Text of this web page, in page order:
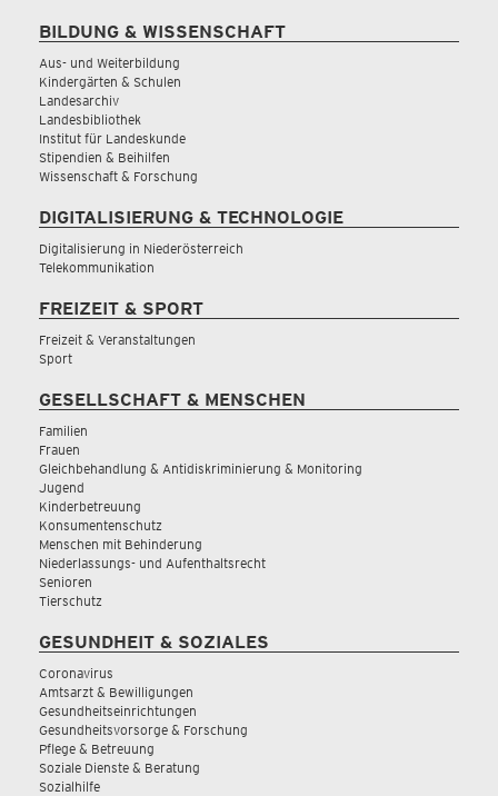
BILDUNG & WISSENSCHAFT
Aus- und Weiterbildung
Kindergärten & Schulen
Landesarchiv
Landesbibliothek
Institut für Landeskunde
Stipendien & Beihilfen
Wissenschaft & Forschung
DIGITALISIERUNG & TECHNOLOGIE
Digitalisierung in Niederösterreich
Telekommunikation
FREIZEIT & SPORT
Freizeit & Veranstaltungen
Sport
GESELLSCHAFT & MENSCHEN
Familien
Frauen
Gleichbehandlung & Antidiskriminierung & Monitoring
Jugend
Kinderbetreuung
Konsumentenschutz
Menschen mit Behinderung
Niederlassungs- und Aufenthaltsrecht
Senioren
Tierschutz
GESUNDHEIT & SOZIALES
Coronavirus
Amtsarzt & Bewilligungen
Gesundheitseinrichtungen
Gesundheitsvorsorge & Forschung
Pflege & Betreuung
Soziale Dienste & Beratung
Sozialhilfe